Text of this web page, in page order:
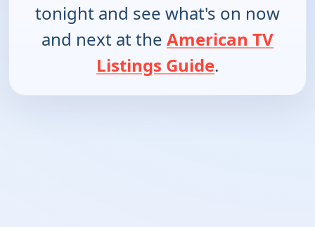
tonight and see what's on now
and next at the American TV
Listings Guide.